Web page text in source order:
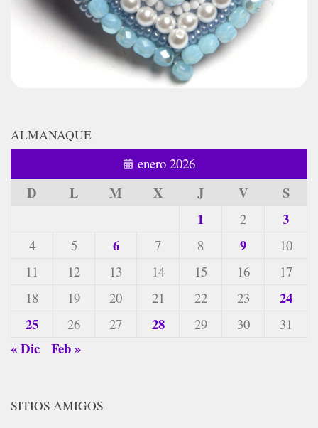
ALMANAQUE
enero 2026
D L M X J V
S
1
2 3
4 5 6 7 8 9
10
11
12 13 14 15 16
17
18
19 20 21 22 23
24
25
26 27 28 29 30 31
« Dic Feb »
SITIOS AMIGOS